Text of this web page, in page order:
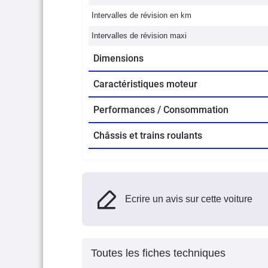
Intervalles de révision en km
Intervalles de révision maxi
Dimensions
Caractéristiques moteur
Performances / Consommation
Châssis et trains roulants
Ecrire un avis sur cette voiture
Toutes les fiches techniques